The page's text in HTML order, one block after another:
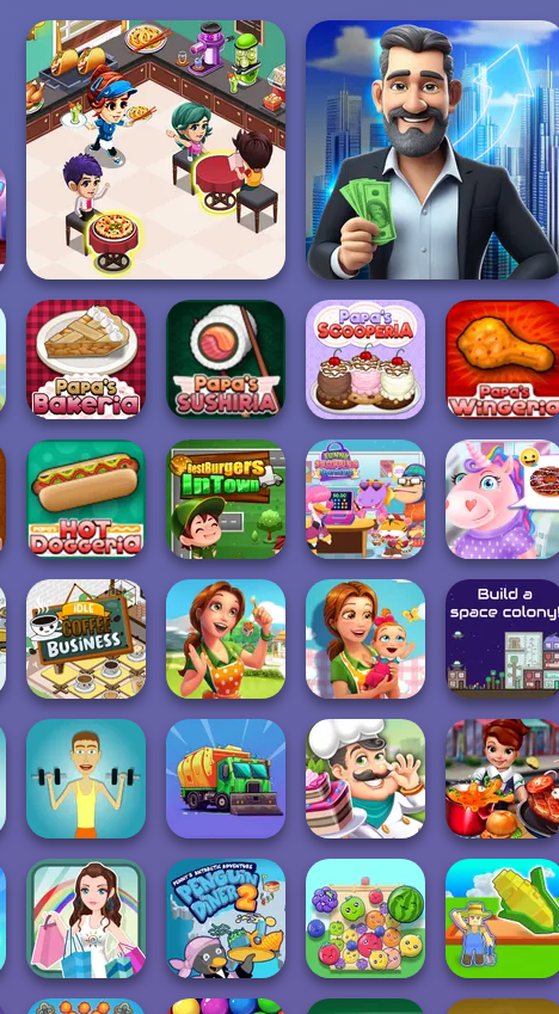
Cooking Restaurant
Kitchen
LandLord Rent out - Real
Estat...
Papa's Bakeria Papa's Sushiria
Papa's
Scooperia
Papa's Wingeria
Papa's Hot
Doggeria
Best Burgers In
Town
Funny Shopping
Supermarket
Unicorns
Donuteria
Idle Coffee
Business
Delicious -
Emily's Home
Sweet...
Delicious -
Emily's New
Beginn...
The Final Earth 2
Muscle Clicker Eco Recycler Cake Shop Cooking Fast